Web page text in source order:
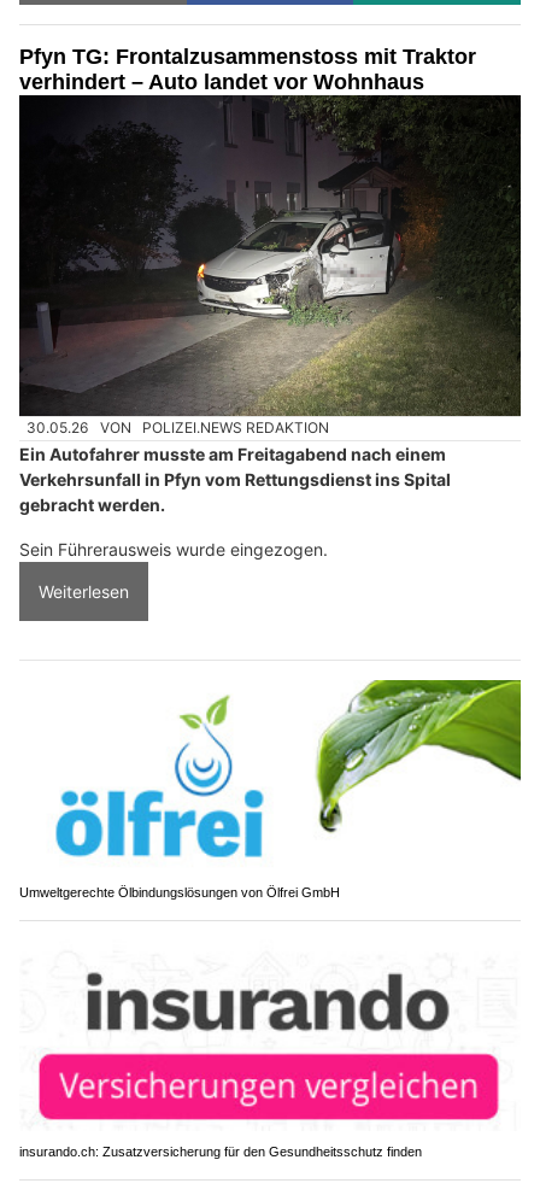
Pfyn TG: Frontalzusammenstoss mit Traktor
verhindert – Auto landet vor Wohnhaus
30.05.26 VON POLIZEI.NEWS REDAKTION
Ein Autofahrer musste am Freitagabend nach einem
Verkehrsunfall in Pfyn vom Rettungsdienst ins Spital
gebracht werden.
Sein Führerausweis wurde eingezogen.
Weiterlesen
Umweltgerechte Ölbindungslösungen von Ölfrei GmbH
insurando.ch: Zusatzversicherung für den Gesundheitsschutz finden